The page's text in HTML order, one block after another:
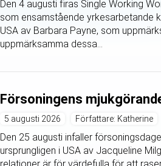
Den 4 augusti firas Single Working
som ensamstående yrkesarbetande
USA av Barbara Payne, som
uppmärksamma dessa...
Försoningens
5 augusti 2026 Författare: Katherine
Den 25 augusti infaller
ursprungligen i USA av Jacqueline